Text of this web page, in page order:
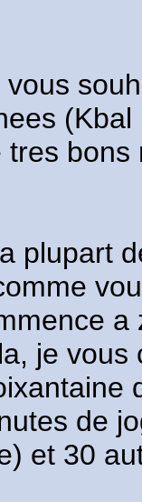
tres
plupart
je
de
et 30